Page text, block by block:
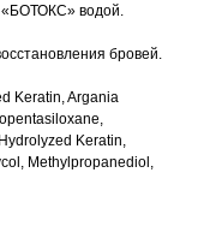
«БОТОКС» водой.
бровей.
Keratin, Argania
Keratin,
Methylpropanediol,